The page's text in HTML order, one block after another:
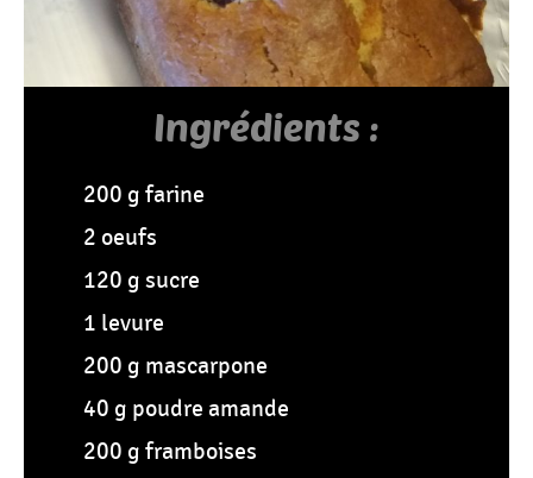
Ingrédients :
200 g farine
2 oeufs
120 g sucre
1 levure
200 g mascarpone
40 g poudre amande
200 g framboises